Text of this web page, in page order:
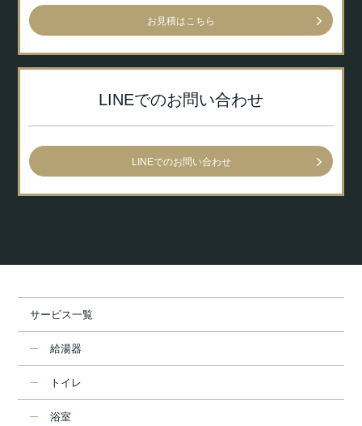
お見積はこちら
LINEでのお問い合わせ
LINEでのお問い合わせ
サービス一覧
給湯器
トイレ
浴室